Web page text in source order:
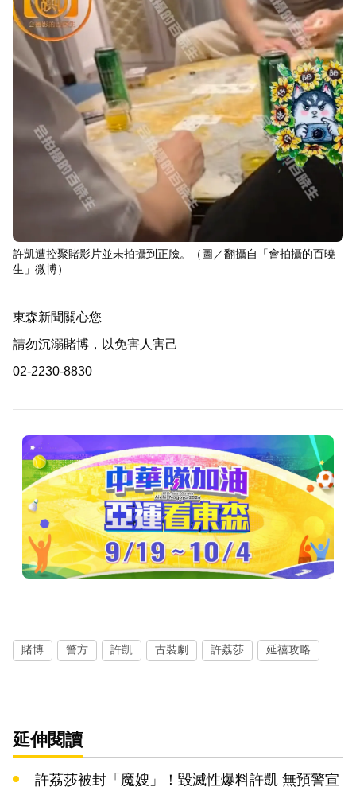
許凱遭控聚賭影片並未拍攝到正臉。（圖／翻攝自「會拍攝的百曉
生」微博）
東森新聞關心您
請勿沉溺賭博，以免害人害己
02-2230-8830
賭博 警方 許凱 古裝劇 許荔莎 延禧攻略
延伸閱讀
許荔莎被封「魔嫂」！毀滅性爆料許凱 無預警宣